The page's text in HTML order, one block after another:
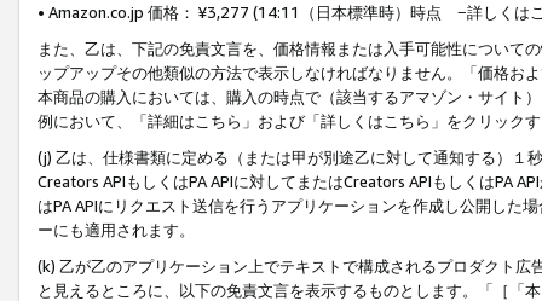
• Amazon.co.jp 価格： ¥3,277 (14:11（日本標準時）時点 −詳しくは
また、乙は、下記の免責文言を、価格情報または入手可能性について
ップアップその他類似の方法で表示しなければなりません。「価格
本商品の購入においては、購入の時点で（該当するアマゾン・サイト
例において、「詳細はこちら」および「詳しくはこちら」をクリック
(j) 乙は、仕様書類に定める（または甲が別途乙に対して通知する）
Creators APIもしくはPA APIに対してまたはCreators APIもしくはPA
はPA APIにリクエスト送信を行うアプリケーションを作成し公開した
ーにも適用されます。
(k) 乙が乙のアプリケーション上でテキストで構成されるプロダクト
と見えるところに、以下の免責文言を表示するものとします。「［「